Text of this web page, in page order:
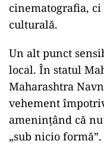
cinematografia,
culturală.
Un alt punct
local. În statul
Maharashtra
vehement
amenințând că
„sub nicio